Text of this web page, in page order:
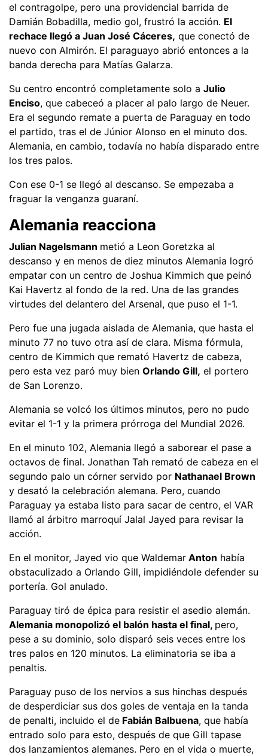
el contragolpe, pero una providencial barrida de
Damián Bobadilla, medio gol, frustró la acción. El
rechace llegó a Juan José Cáceres, que conectó de
nuevo con Almirón. El paraguayo abrió entonces a la
banda derecha para Matías Galarza.
Su centro encontró completamente solo a Julio
Enciso, que cabeceó a placer al palo largo de Neuer.
Era el segundo remate a puerta de Paraguay en todo
el partido, tras el de Júnior Alonso en el minuto dos.
Alemania, en cambio, todavía no había disparado entre
los tres palos.
Con ese 0-1 se llegó al descanso. Se empezaba a
fraguar la venganza guaraní.
Alemania reacciona
Julian Nagelsmann metió a Leon Goretzka al
descanso y en menos de diez minutos Alemania logró
empatar con un centro de Joshua Kimmich que peinó
Kai Havertz al fondo de la red. Una de las grandes
virtudes del delantero del Arsenal, que puso el 1-1.
Pero fue una jugada aislada de Alemania, que hasta el
minuto 77 no tuvo otra así de clara. Misma fórmula,
centro de Kimmich que remató Havertz de cabeza,
pero esta vez paró muy bien Orlando Gill, el portero
de San Lorenzo.
Alemania se volcó los últimos minutos, pero no pudo
evitar el 1-1 y la primera prórroga del Mundial 2026.
En el minuto 102, Alemania llegó a saborear el pase a
octavos de final. Jonathan Tah remató de cabeza en el
segundo palo un córner servido por Nathanael Brown
y desató la celebración alemana. Pero, cuando
Paraguay ya estaba listo para sacar de centro, el VAR
llamó al árbitro marroquí Jalal Jayed para revisar la
acción.
En el monitor, Jayed vio que Waldemar Anton había
obstaculizado a Orlando Gill, impidiéndole defender su
portería. Gol anulado.
Paraguay tiró de épica para resistir el asedio alemán.
Alemania monopolizó el balón hasta el final, pero,
pese a su dominio, solo disparó seis veces entre los
tres palos en 120 minutos. La eliminatoria se iba a
penaltis.
Paraguay puso de los nervios a sus hinchas después
de desperdiciar sus dos goles de ventaja en la tanda
de penalti, incluido el de Fabián Balbuena, que había
entrado solo para esto, después de que Gill tapase
dos lanzamientos alemanes. Pero en el vida o muerte,